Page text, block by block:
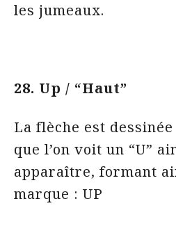
les jumeaux.
28. Up / “Haut”
La flèche est
que l’on voit un “U”
apparaître, formant
marque : UP